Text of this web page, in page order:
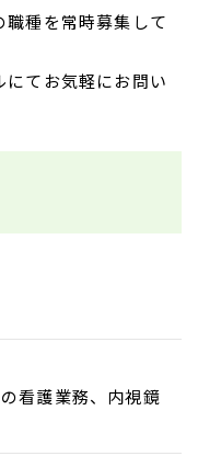
職種を常時募集して
てお気軽にお問い
看護業務、内視鏡